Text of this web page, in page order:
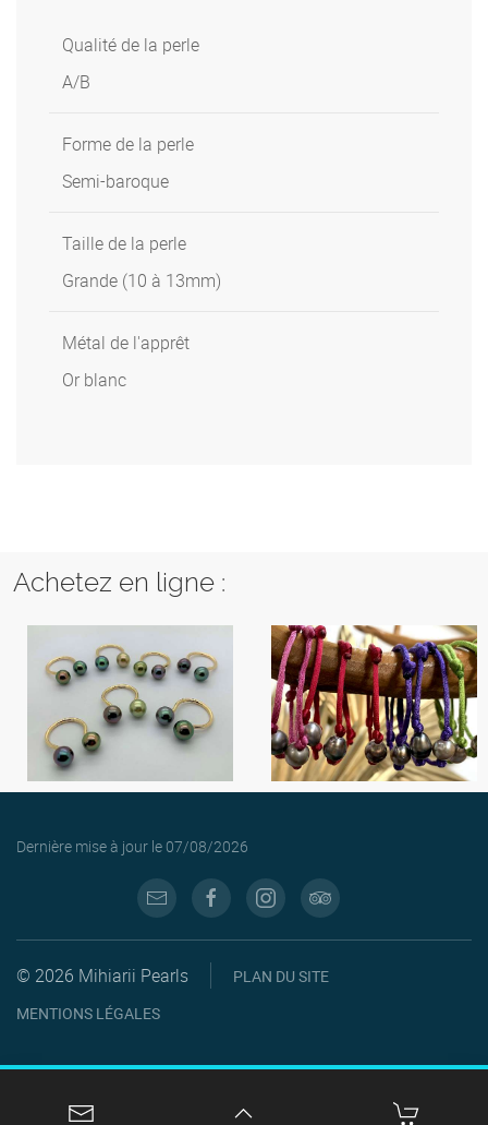
Qualité de la perle
A/B
Forme de la perle
Semi-baroque
Taille de la perle
Grande (10 à 13mm)
Métal de l'apprêt
Or blanc
Achetez en ligne :
Dernière mise à jour le 07/08/2026
© 2026 Mihiarii Pearls
PLAN DU SITE
MENTIONS LÉGALES